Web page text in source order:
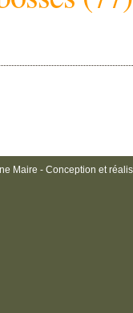
Maire - Conception et